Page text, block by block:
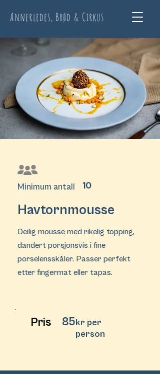
Annerledes, Brød & Cirkus
Minimum antall 10
Havtornmousse
Deilig mousse med rikelig topping,
dandert porsjonsvis i fine
porselensskåler. Passer perfekt
etter fingermat eller tapas.
Pris 85kr per
person